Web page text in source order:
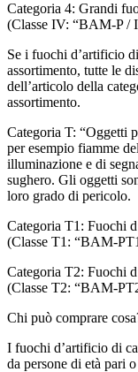
Categoria 4: Grandi
(Classe IV: “BAM-P
Se i fuochi d’artificio
assortimento, tutte le
dell’articolo della
assortimento.
Categoria T: “Oggetti
per esempio fiamme
illuminazione e di
sughero. Gli oggetti
loro grado di pericolo.
Categoria T1: Fuochi
(Classe T1: “BAM-
Categoria T2: Fuochi
(Classe T2: “BAM-
Chi può comprare
I fuochi d’artificio di
da persone di età pari